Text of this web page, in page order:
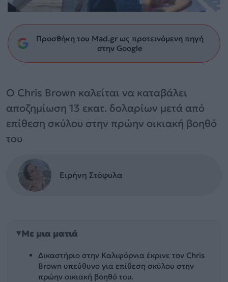
Προσθήκη του Mad.gr ως προτεινόμενη πηγή
στην Google
Ο Chris Brown καλείται να καταβάλει
αποζημίωση 13 εκατ. δολαρίων μετά από
επίθεση σκύλου στην πρώην οικιακή βοηθό
του
Ειρήνη Στόφυλα
Με μια ματιά
Δικαστήριο στην Καλιφόρνια έκρινε τον Chris
Brown υπεύθυνο για επίθεση σκύλου στην
πρώην οικιακή βοηθό του.